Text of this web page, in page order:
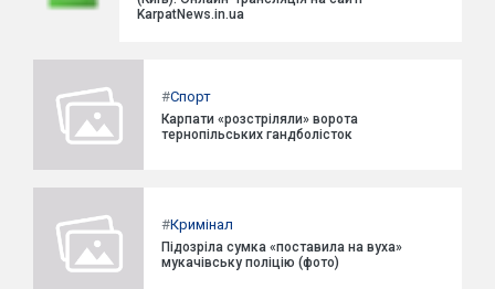
KarpatNews.in.ua
#Спорт
Карпати «розстріляли» ворота
тернопільських гандболісток
#Кримінал
Підозріла сумка «поставила на вуха»
мукачівську поліцію (фото)